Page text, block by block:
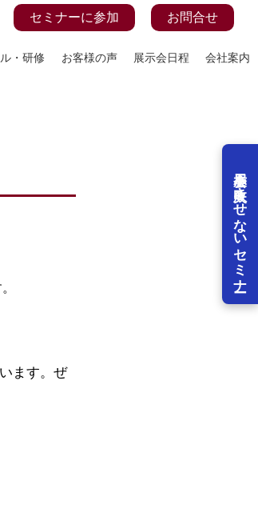
展示会を失敗させないセミナー
セミナーに参加 お問合せ
・研修 お客様の声 展示会日程 会社案内
ます。ぜ